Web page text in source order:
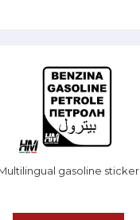
gasoline sticker